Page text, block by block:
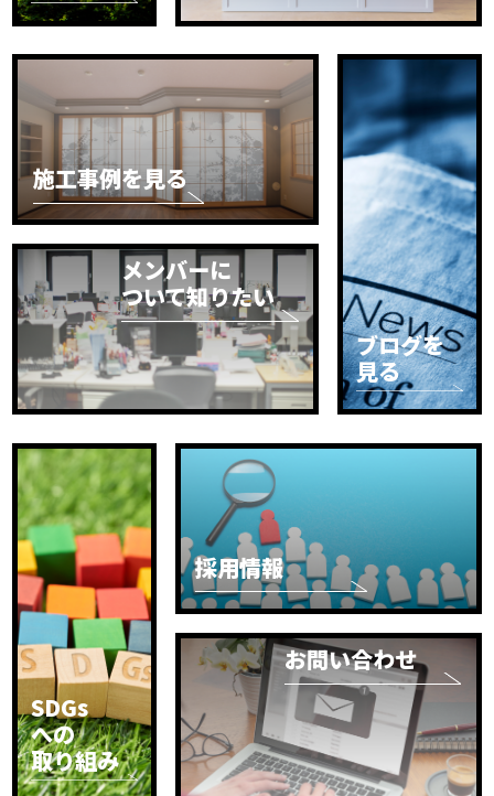
施工事例を見る
メンバーに
ついて知りたい
ブログを
見る
SDGs
への
取り組み
採用情報
お問い合わせ